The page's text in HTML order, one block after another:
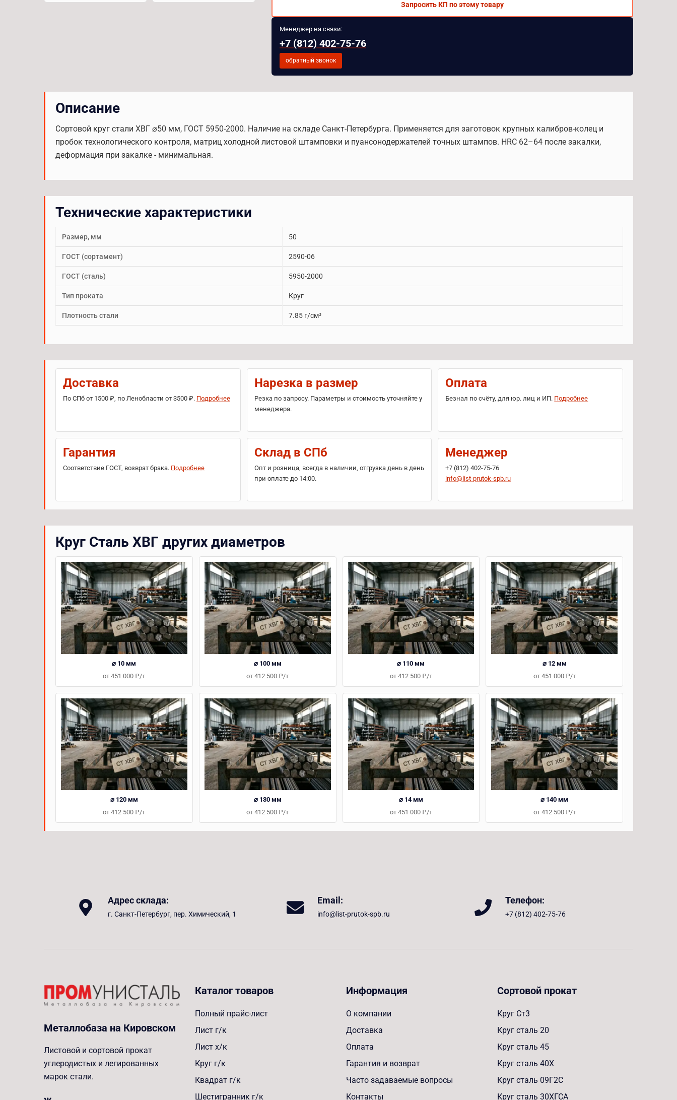
Запросить КП по этому товару
Менеджер на связи:
+7 (812) 402-75-76
обратный звонок
Описание
Сортовой круг стали ХВГ ⌀50 мм, ГОСТ 5950-2000. Наличие на складе Санкт-Петербурга. Применяется для заготовок крупных калибров-колец и
пробок технологического контроля, матриц холодной листовой штамповки и пуансонодержателей точных штампов. HRC 62–64 после закалки,
деформация при закалке - минимальная.
Технические характеристики
Размер, мм 50
ГОСТ (сортамент) 2590-06
ГОСТ (сталь) 5950-2000
Тип проката Круг
Плотность стали 7.85 г/см³
Доставка
По СПб от 1500 ₽, по Ленобласти от 3500 ₽. Подробнее
Нарезка в размер
Резка по запросу. Параметры и стоимость уточняйте у
менеджера.
Оплата
Безнал по счёту, для юр. лиц и ИП. Подробнее
Гарантия
Соответствие ГОСТ, возврат брака. Подробнее
Склад в СПб
Опт и розница, всегда в наличии, отгрузка день в день
при оплате до 14:00.
Менеджер
+7 (812) 402-75-76
info@list-prutok-spb.ru
Круг Сталь ХВГ других диаметров
⌀ 10 мм
от 451 000 ₽/т
⌀ 100 мм
от 412 500 ₽/т
⌀ 110 мм
от 412 500 ₽/т
⌀ 12 мм
от 451 000 ₽/т
⌀ 120 мм
от 412 500 ₽/т
⌀ 130 мм
от 412 500 ₽/т
⌀ 14 мм
от 451 000 ₽/т
⌀ 140 мм
от 412 500 ₽/т
Адрес склада:
г. Санкт-Петербург, пер. Химический, 1
Email:
info@list-prutok-spb.ru
Телефон:
+7 (812) 402-75-76
Металлобаза на Кировском
Листовой и сортовой прокат
углеродистых и легированных
марок стали.
Каталог товаров
Полный прайс-лист
Лист г/к
Лист х/к
Круг г/к
Квадрат г/к
Шестигранник г/к
Информация
О компании
Доставка
Оплата
Гарантия и возврат
Часто задаваемые вопросы
Контакты
Сортовой прокат
Круг Ст3
Круг сталь 20
Круг сталь 45
Круг сталь 40Х
Круг сталь 09Г2С
Круг сталь 30ХГСА